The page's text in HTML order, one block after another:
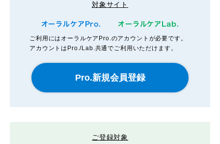
対象サイト
オーラルケアPro. オーラルケアLab.
ご利用にはオーラルケアPro.のアカウントが必要です。
アカウントはPro./Lab.共通でご利用いただけます。
ご登録対象